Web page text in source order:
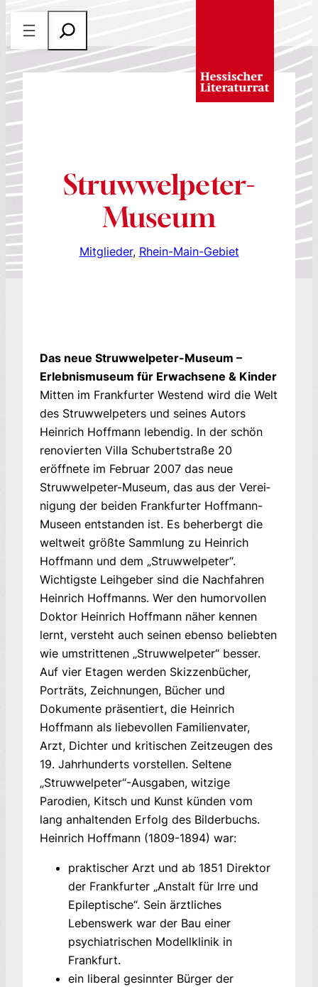
Zum
Inhalt
springen
h
Struwwelpeter-
Museum
Mitglieder, Rhein-Main-Gebiet
Das neue Struwwelpeter-Museum –
Erleb­nis­museum für Erwachsene & Kinder
Mitten im Frankfurter Westend wird die Welt
des Struwwelpeters und seines Autors
Heinrich Hoff­mann lebendig. In der schön
renovierten Villa Schubertstraße 20
eröffnete im Februar 2007 das neue
Struwwelpeter-Museum, das aus der Ver­ei­
ni­gung der beiden Frankfurter Hoffmann-
Museen entstanden ist. Es beherbergt die
weltweit größte Sammlung zu Heinrich
Hoffmann und dem „Struw­welpeter“.
Wichtigste Leihgeber sind die Nach­fah­ren
Heinrich Hoffmanns. Wer den humorvollen
Doktor Heinrich Hoffmann nä­her kennen
lernt, versteht auch seinen ebenso be­liebten
wie umstrittenen „Struwwelpeter“ bes­ser.
Auf vier Etagen werden Skizzenbücher,
Porträts, Zeichnungen, Bücher und
Dokumente präsentiert, die Heinrich
Hoffmann als liebevollen Familienvater,
Arzt, Dichter und kritischen Zeitzeugen des
19. Jahrhunderts vorstellen. Seltene
„Struwwelpeter“-Ausgaben, witzige
Parodien, Kitsch und Kunst kün­den vom
lang anhaltenden Erfolg des Bilder­buchs.
Heinrich Hoffmann (1809-1894) war:
praktischer Arzt und ab 1851 Direktor
der Frankfurter „Anstalt für Irre und
Epileptische“. Sein ärztliches
Lebenswerk war der Bau einer
psychiatrischen Modellklinik in
Frankfurt.
ein liberal gesinnter Bürger der